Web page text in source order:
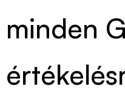
minden